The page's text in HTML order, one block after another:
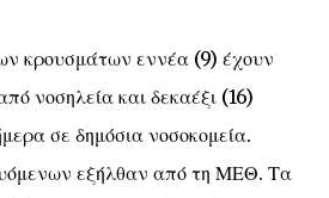
κρουσμάτων εννέα (9) έχουν
νοσηλεία και δεκαέξι (16)
σε δημόσια νοσοκομεία.
εξήλθαν από τη ΜΕΘ. Τα